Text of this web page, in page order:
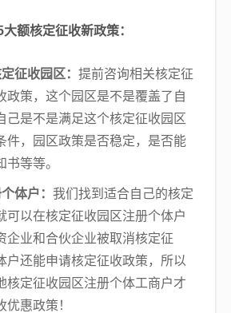
额核定征收新政策：
征收园区：提前咨询相关核定征
政策，这个园区是不是覆盖了自
己是不是满足这个核定征收园区
件，园区政策是否稳定，是否能
等等。
体户：我们找到适合自己的核定
可以在核定征收园区注册个体户
企业和合伙企业被取消核定征
户还能申请核定征收政策，所以
核定征收园区注册个体工商户才
惠政策！